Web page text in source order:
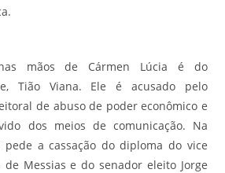
mãos de Cármen Lúcia é do
Tião Viana. Ele é acusado pelo
de abuso de poder econômico e
dos meios de comunicação. Na
pede a cassação do diploma do vice
de Messias e do senador eleito Jorge